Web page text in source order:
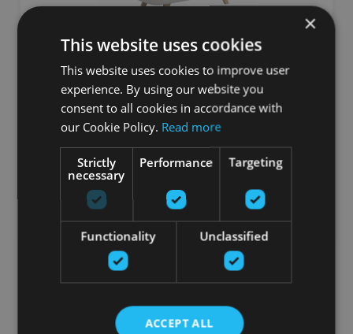
REDWAVE PURE SCANDINAVIAN WHITE
WELLSYSTEM
32307.00€
Заказать
×
This website uses cookies
This website uses cookies to improve user
experience. By using our website you
consent to all cookies in accordance with
our Cookie Policy. Read more
Strictly
necessary
Performance Targeting
Functionality Unclassified
ACCEPT ALL